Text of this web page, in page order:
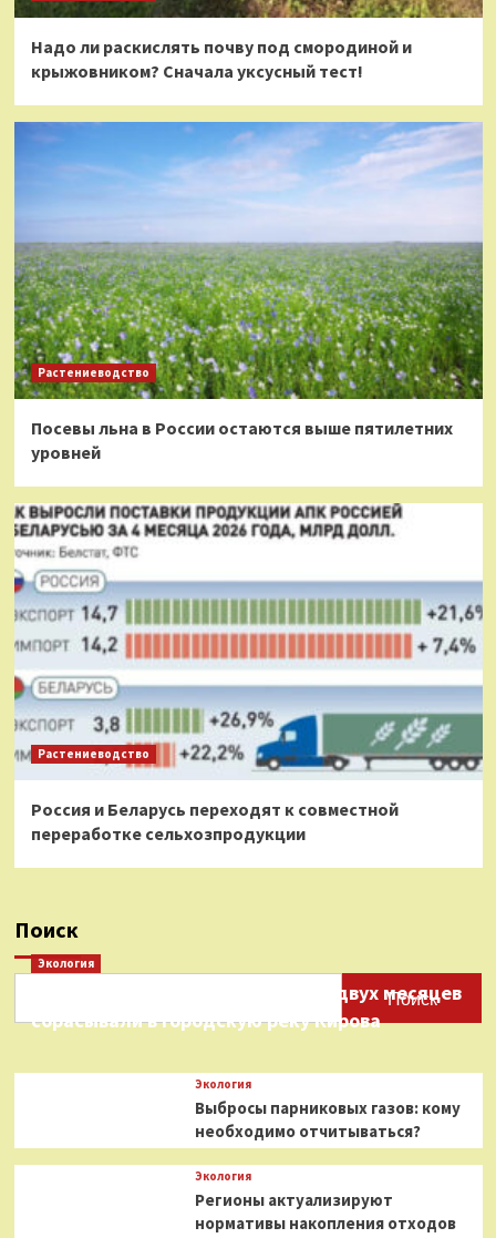
Надо ли раскислять почву под смородиной и
крыжовником? Сначала уксусный тест!
Растениеводство
Посевы льна в России остаются выше пятилетних
уровней
Растениеводство
Россия и Беларусь переходят к совместной
переработке сельхозпродукции
Поиск
Поиск
Экология
Нефтепродукты на протяжении двух месяцев
сбрасывали в городскую реку Кирова
Экология
Выбросы парниковых газов: кому
необходимо отчитываться?
Экология
Регионы актуализируют
нормативы накопления отходов